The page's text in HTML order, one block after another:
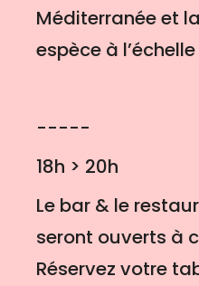
Méditerranée et
espèce à
-----
18h > 20h
Le bar & le
seront ouverts à
Réservez votre